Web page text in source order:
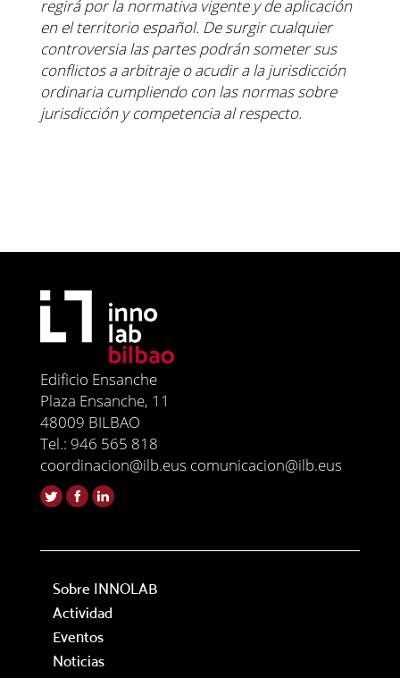
regirá por la normativa vigente y de aplicación
en el territorio español. De surgir cualquier
controversia las partes podrán someter sus
conflictos a arbitraje o acudir a lajurisdicción
ordinaria cumpliendo con las normas sobre
jurisdicción y competencia al respecto.
Edificio Ensanche
Plaza Ensanche, 11
48009 BILBAO
Tel.: 946 565 818
coordinacion@ilb.eus comunicacion@ilb.eus
Sobre INNOLAB
Actividad
Eventos
Noticias